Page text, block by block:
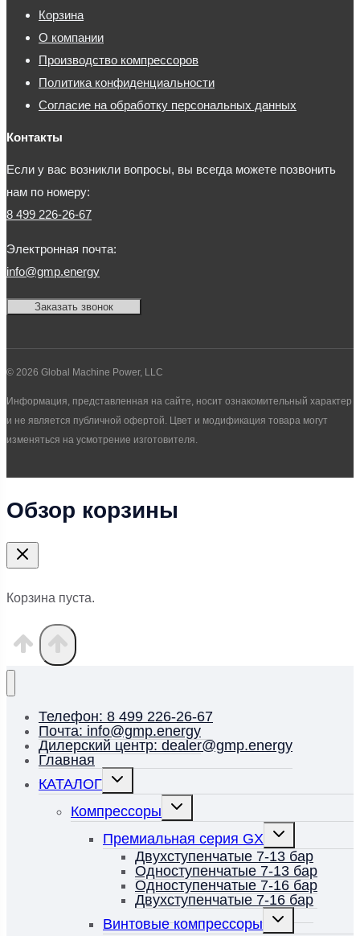
Корзина
О компании
Производство компрессоров
Политика конфиденциальности
Согласие на обработку персональных данных
Контакты
Если у вас возникли вопросы, вы всегда можете позвонить
нам по номеру:
8 499 226-26-67
Электронная почта:
info@gmp.energy
Заказать звонок
© 2026 Global Machine Power, LLC
Информация, представленная на сайте, носит ознакомительный характер
и не является публичной офертой. Цвет и модификация товара могут
изменяться на усмотрение изготовителя.
Обзор корзины
Корзина пуста.
Телефон: 8 499 226-26-67
Почта: info@gmp.energy
Дилерский центр: dealer@gmp.energy
Главная
КАТАЛОГ
Переключить
дочернее
меню
Компрессоры
Переключить
дочернее
меню
Премиальная серия GX
Переключить
дочернее
меню
Двухступенчатые 7-13 бар
Одноступенчатые 7-13 бар
Одноступенчатые 7-16 бар
Двухступенчатые 7-16 бар
Винтовые компрессоры
Переключить
дочернее